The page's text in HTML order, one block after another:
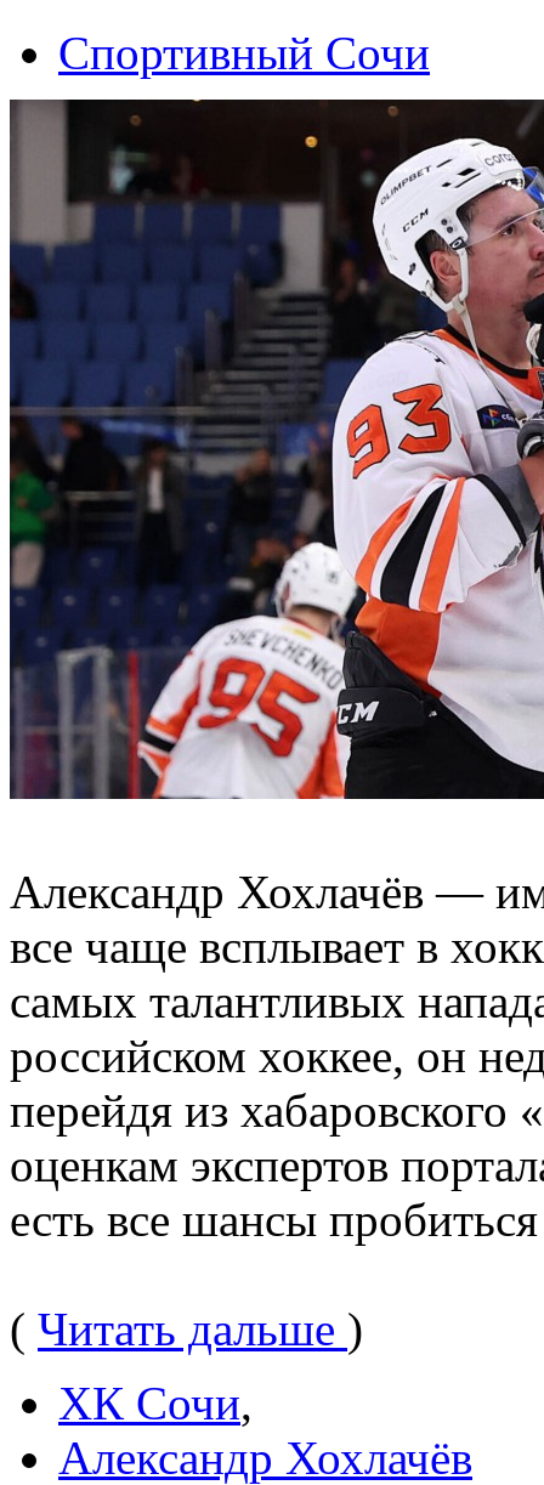
Спортивный Сочи
Александр Хохлачёв —
все чаще всплывает в
самых талантливых
российском хоккее, он
перейдя из
оценкам экспертов
есть все шансы
( Читать дальше )
ХК Сочи,
Александр Хохлачёв